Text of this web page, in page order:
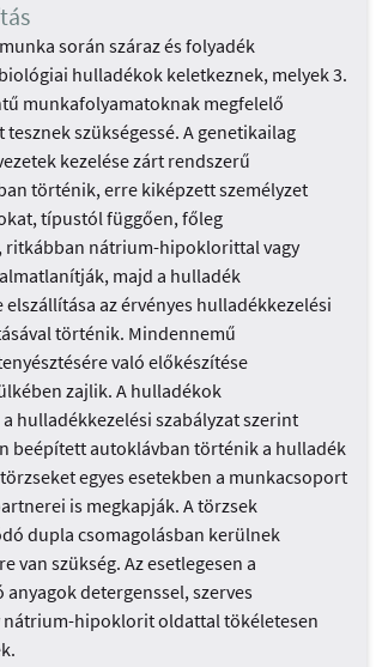
során száraz és folyadék
hulladékok keletkeznek, melyek 3.
munkafolyamatoknak megfelelő
szükségessé. A genetikailag
kezelése zárt rendszerű
történik, erre kiképzett személyzet
típustól függően, főleg
ritkábban nátrium-hipoklorittal vagy
majd a hulladék
elszállítása az érvényes hulladékkezelési
történik. Mindennemű
való előkészítése
zajlik. A hulladékok
hulladékkezelési szabályzat szerint
beépített autoklávban történik a hulladék
egyes esetekben a munkacsoport
is megkapják. A törzsek
dupla csomagolásban kerülnek
van szükség. Az esetlegesen a
detergenssel, szerves
nátrium-hipoklorit oldattal tökéletesen